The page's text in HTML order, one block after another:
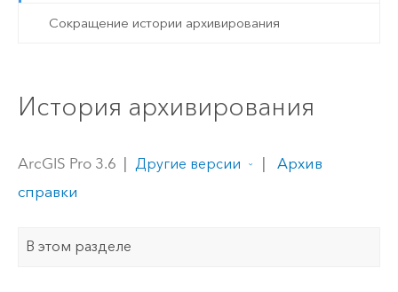
Сокращение истории архивирования
История архивирования
ArcGIS Pro 3.6 | Другие версии |
Архив
справки
В этом разделе